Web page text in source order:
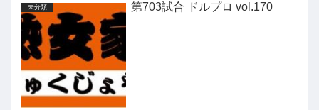
未分類 第703試合 ドルプロ vol.170